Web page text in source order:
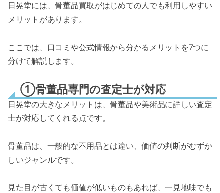
日晃堂には、骨董品買取がはじめての人でも利用しやすい
メリットがあります。
ここでは、口コミや公式情報から分かるメリットを7つに
分けて解説します。
①骨董品専門の査定士が対応
日晃堂の大きなメリットは、骨董品や美術品に詳しい査定
士が対応してくれる点です。
骨董品は、一般的な不用品とは違い、価値の判断がむずか
しいジャンルです。
見た目が古くても価値が低いものもあれば、一見地味でも